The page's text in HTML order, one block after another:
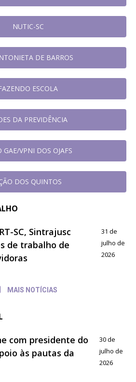
NUTIC-SC
DE BARROS
ESCOLA
DA PREVIDÊNCIA
GAE/VPNI DOS OJAFS
DOS QUINTOS
SC, Sintrajusc
de trabalho de
31 de
julho de
2026
MAIS NOTÍCIAS
com presidente do
às pautas da
30 de
julho de
2026